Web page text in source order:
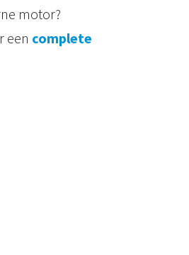
motor?
een complete